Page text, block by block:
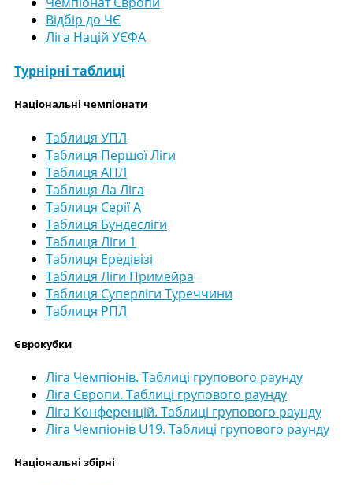
Відбір до ЧЄ
Ліга Націй УЄФА
Турнірні таблиці
Національні чемпіонати
Таблиця УПЛ
Таблиця Першої Ліги
Таблиця АПЛ
Таблиця Ла Ліга
Таблиця Серії А
Таблиця Бундесліги
Таблиця Ліги 1
Таблиця Ередівізі
Таблиця Ліги Примейра
Таблиця Суперліги Туреччини
Таблиця РПЛ
Єврокубки
Ліга Чемпіонів. Таблиці групового раунду
Ліга Європи. Таблиці групового раунду
Ліга Конференцій. Таблиці групового раунду
Ліга Чемпіонів U19. Таблиці групового раунду
Національні збірні